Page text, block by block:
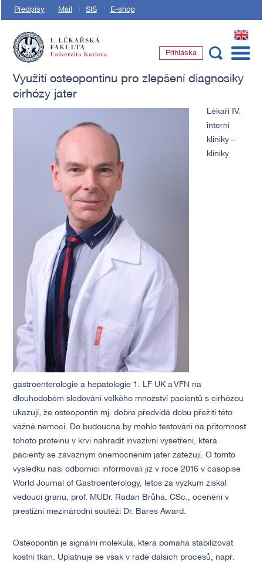
Předpisy Mail SIS E-shop
EN
Přihláška
Využití osteopontinu pro zlepšení diagnosiky
cirhózy jater
Lékaři IV.
interní
kliniky –
kliniky
gastroenterologie a hepatologie 1. LF UK a VFN na
dlouhodobém sledování velkého množství pacientů s cirhózou
ukazují, že osteopontin mj. dobře předvídá dobu přežití této
vážné nemoci. Do budoucna by mohlo testování na přítomnost
tohoto proteinu v krvi nahradit invazivní vyšetření, která
pacienty se závažným onemocněním jater zatěžují. O tomto
výsledku naši odborníci informovali již v roce 2016 v časopise
World Journal of Gastroenterology, letos za výzkum získal
vedoucí granu, prof. MUDr. Radan Brůha, CSc., ocenění v
prestižní mezinárodní soutěži Dr. Bares Award.
Osteopontin je signální molekula, která pomáhá stabilizovat
kostní tkán. Uplatňuje se však v řadě dalších procesů, např.